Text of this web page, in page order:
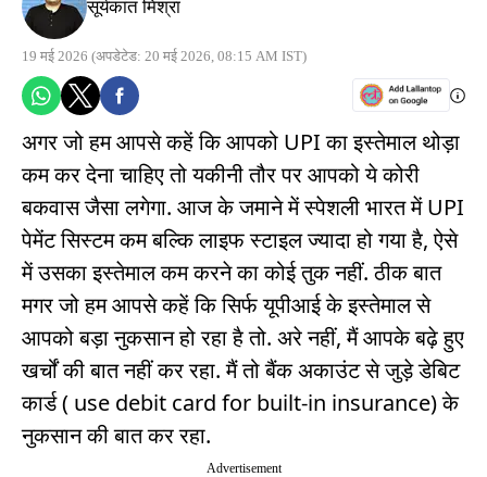
सूर्यकांत मिश्रा
19 मई 2026 (अपडेटेड: 20 मई 2026, 08:15 AM IST)
अगर जो हम आपसे कहें कि आपको UPI का इस्तेमाल थोड़ा
कम कर देना चाहिए तो यकीनी तौर पर आपको ये कोरी
बकवास जैसा लगेगा. आज के जमाने में स्पेशली भारत में UPI
पेमेंट सिस्टम कम बल्कि लाइफ स्टाइल ज्यादा हो गया है, ऐसे
में उसका इस्तेमाल कम करने का कोई तुक नहीं. ठीक बात
मगर जो हम आपसे कहें कि सिर्फ यूपीआई के इस्तेमाल से
आपको बड़ा नुकसान हो रहा है तो. अरे नहीं, मैं आपके बढ़े हुए
खर्चों की बात नहीं कर रहा. मैं तो बैंक अकाउंट से जुड़े डेबिट
कार्ड ( use debit card for built-in insurance) के
नुकसान की बात कर रहा.
Advertisement